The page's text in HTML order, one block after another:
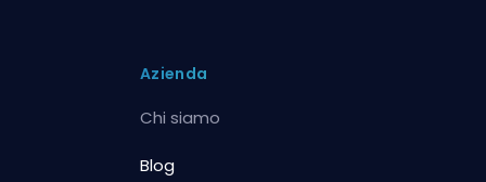
Azienda
Chi siamo
Blog